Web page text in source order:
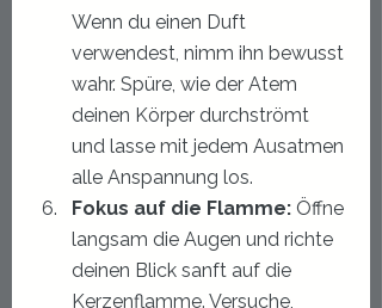
Wenn du einen Duft
verwendest, nimm ihn bewusst
wahr. Spüre, wie der Atem
deinen Körper durchströmt
und lasse mit jedem Ausatmen
alle Anspannung los.
Fokus auf die Flamme: Öffne
langsam die Augen und richte
deinen Blick sanft auf die
Kerzenflamme. Versuche,